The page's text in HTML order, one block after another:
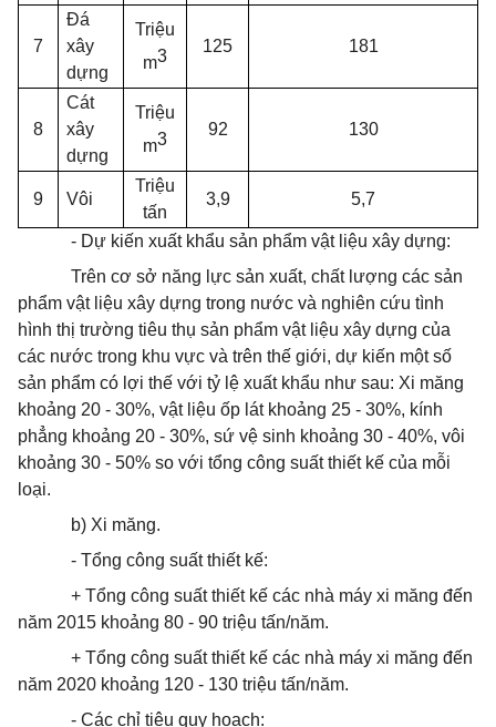
7
Đá
xây
dựng
Triệu
m3
125 181
8
Cát
xây
dựng
Triệu
m3
92 130
9 Vôi
Triệu
tấn
3,9 5,7
- Dự kiến xuất khẩu sản phẩm vật liệu xây dựng:
Trên cơ sở năng lực sản xuất, chất lượng các sản
phẩm vật liệu xây dựng trong nước và nghiên cứu tình
hình thị trường tiêu thụ sản phẩm vật liệu xây dựng của
các nước trong khu vực và trên thế giới, dự kiến một số
sản phẩm có lợi thế với tỷ lệ xuất khẩu như sau: Xi măng
khoảng 20 - 30%, vật liệu ốp lát khoảng 25 - 30%, kính
phẳng khoảng 20 - 30%, sứ vệ sinh khoảng 30 - 40%, vôi
khoảng 30 - 50% so với tổng công suất thiết kế của mỗi
loại.
b) Xi măng.
- Tổng công suất thiết kế:
+ Tổng công suất thiết kế các nhà máy xi măng đến
năm 2015 khoảng 80 - 90 triệu tấn/năm.
+ Tổng công suất thiết kế các nhà máy xi măng đến
năm 2020 khoảng 120 - 130 triệu tấn/năm.
- Các chỉ tiêu quy hoạch: